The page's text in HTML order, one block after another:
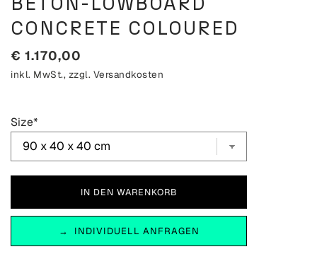
BETON-LOWBOARD
CONCRETE COLOURED
€ 1.170,00
inkl. MwSt., zzgl. Versandkosten
Size*
INDIVIDUELL ANFRAGEN